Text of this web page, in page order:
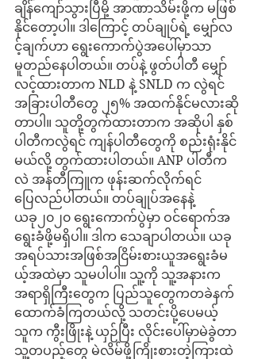
ချိန်ကျော်သွားပြီမို့ အာဏာသိမ်းဖို့က မဖြစ်
နိုင်တော့ပါ။ ဒါကြောင့် တပ်ချုပ်ရဲ့ မျှော်လ
င့်ချက်ဟာ ရွေးကောက်ပွဲအပေါ်မှာသာ
မူတည်နေပါတယ်။ တပ်နဲ့ ဖွတ်ပါတီ မျှော်
လင့်ထားတာက NLD နဲ့ SNLD က လွဲရင်
အခြားပါတီတွေ ၂၅% အထက်နိုင်မလားဆို
တာပါ။ သူတို့တွက်ထားတာက အဆိုပါ နှစ်
ပါတီကလွဲရင် ကျန်ပါတီတွေကို စည်းရုံးနိုင်
မယ်လို့ တွက်ထားပါတယ်။ ANP ပါတီက
လဲ အန်တီကြူက ဖုန်းဆက်လိုက်ရင်
ပြေလည်ပါတယ်။ တပ်ချုပ်အနေနဲ့
ယခု၂၀၂၀ ရွေးကောက်ပွဲမှာ ဝင်ရောက်အ
ရွေးခံဖို့မရှိပါ။ ဒါက သေချာပါတယ်။ ယခု
အရပ်သားအဖြစ်အငြိမ်းစားယူအရွေးခံမ
ယ့်အထဲမှာ သူမပါပါ။ သူ့ကို သူ့အနားက
အရာရှိကြီးတွေက ပြည်သူတွေကတခဲနက်
ထောက်ခံကြတယ်လို့ သတင်းပို့ပေမယ့်
သူက ကွီးဖြိုးနဲ့ ယှဉ်ပြီး လိုင်းပေါ်မှာမဲခွဲတာ
သူ့တပည့်တွေ မဲလိမ်ဖို့ကြိုးစားတဲ့ကြားထဲ